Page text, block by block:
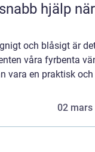
och blåsigt är
våra fyrbenta
vara en praktisk och
02 mars